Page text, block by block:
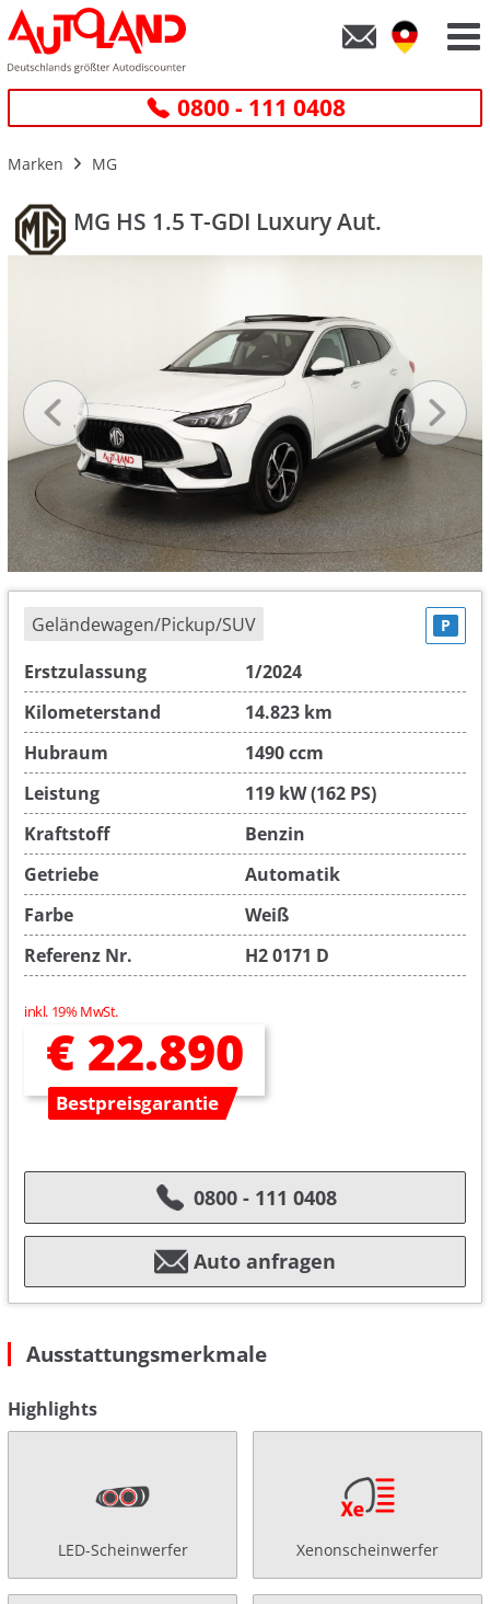
0800 - 111 0408
Marken MG
MG HS 1.5 T-GDI Luxury Aut.
Geländewagen/Pickup/SUV P
Erstzulassung
1/2024
Kilometerstand
14.823 km
Hubraum
1490 ccm
Leistung
119 kW (162 PS)
Kraftstoff
Benzin
Getriebe
Automatik
Farbe
Weiß
Referenz Nr.
H2 0171 D
inkl. 19% MwSt.
€ 22.890
Bestpreisgarantie
0800 - 111 0408
Auto anfragen
Ausstattungsmerkmale
Highlights
LED-Scheinwerfer Xenonscheinwerfer